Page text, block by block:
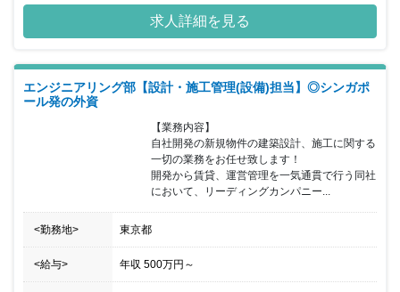
資格取得奨励制度が充実していたり、地域密着型で工期を車内で決
められることから非常に働きやすい職場環境で、離職率も大変低く
なっています。また現場において、厳しい工期や予算管理を押し付
求人詳細を見る
エンジニアリング部【設計・施工管理(設備)担当】◎シンガポ
ール発の外資
【業務内容】
自社開発の新規物件の建築設計、施工に関する
一切の業務をお任せ致します！
開発から賃貸、運営管理を一気通貫で行う同社
において、リーディングカンパニー...
<勤務地> 東京都
<給与> 年収 500万円 ～